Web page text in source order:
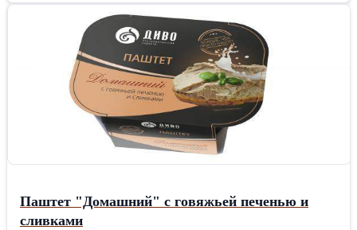
пищевая), соль пищевая, сахар, перец чёрный молотый.
Паштет "Домашний" с говяжьей печенью и
сливками